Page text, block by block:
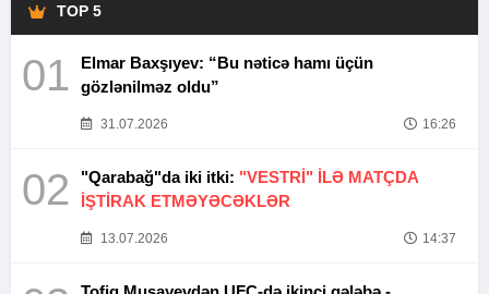
TOP 5
01
Elmar Baxşıyev: “Bu nəticə hamı üçün
gözlənilməz oldu”
31.07.2026 16:26
02 "Qarabağ"da iki itki: "VESTRİ" İLƏ MATÇDA
İŞTİRAK ETMƏYƏCƏKLƏR
13.07.2026 14:37